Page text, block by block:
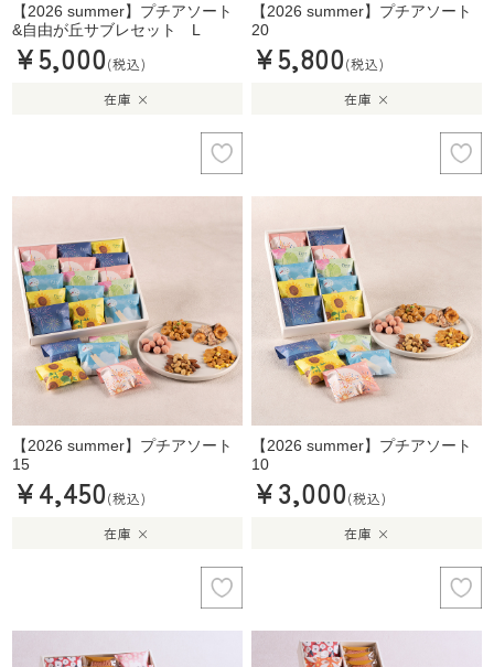
【2026 summer】プチアソート
&自由が丘サブレセット L
¥5,000(税込)
在庫 ×
【2026 summer】プチアソート
20
¥5,800(税込)
在庫 ×
【2026 summer】プチアソート
15
¥4,450(税込)
在庫 ×
【2026 summer】プチアソート
10
¥3,000(税込)
在庫 ×